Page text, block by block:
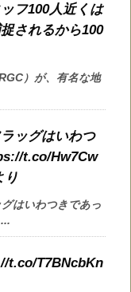
フ100人近くは
されるから100
）が、有名な地
ッグはいわつ
t.co/Hw7Cw
り
はいわつきであっ
t.co/T7BNcbKn